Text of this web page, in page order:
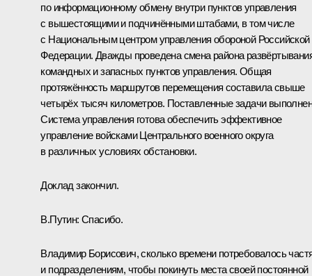
по информационному обмену внутри пунктов управления
с вышестоящими и подчинёнными штабами, в том числе
с Национальным центром управления обороной Российской
Федерации. Дважды проведена смена района
командных и запасных пунктов управления. Общая
протяжённость маршрутов перемещения составила свыше
четырёх тысяч километров. Поставленные задачи
Система управления готова обеспечить эффективное
управление войсками Центрального военного округа
в различных условиях обстановки.
Доклад закончил.
В.Путин: Спасибо.
Владимир Борисович, сколько времени потребовалось
и подразделениям, чтобы покинуть места своей постоянной